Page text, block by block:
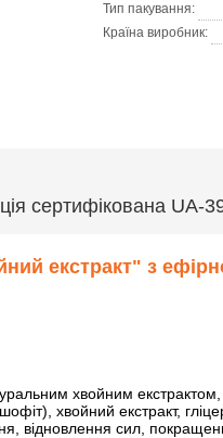
Тип пакування:
Країна виробник:
сертифікована UА-
екстракт" з
хвойним
хвойний екстракт,
відновлення сил,